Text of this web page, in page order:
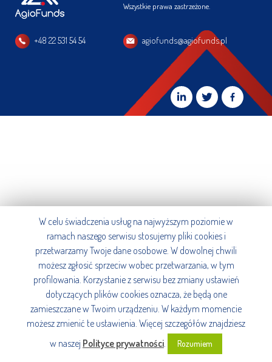
Wszystkie prawa zastrzeżone.
+48 22 531 54 54 agiofunds@agiofunds.pl
W celu świadczenia usług na najwyższym poziomie w
ramach naszego serwisu stosujemy pliki cookies i
przetwarzamy Twoje dane osobowe. W dowolnej chwili
możesz zgłosić sprzeciw wobec przetwarzania, w tym
profilowania. Korzystanie z serwisu bez zmiany ustawień
dotyczących plików cookies oznacza, że będą one
zamieszczane w Twoim urządzeniu. W każdym momencie
możesz zmienić te ustawienia. Więcej szczegółów znajdziesz
w naszej Polityce prywatności. Rozumiem